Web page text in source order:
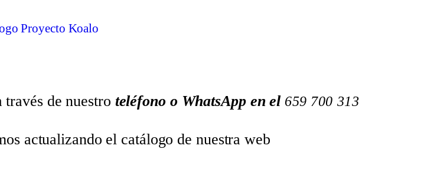
de nuestro teléfono o WhatsApp en el 659 700 313
actualizando el catálogo de nuestra web